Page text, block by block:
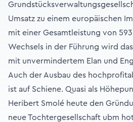
Umsatz zu einem europäischen
mit einer Gesamtleistung von
Wechsels in der Führung wird
mit unvermindertem Elan und
Auch der Ausbau des
ist auf Schiene. Quasi als
Heribert Smolé heute den
neue Tochtergesellschaft ubm